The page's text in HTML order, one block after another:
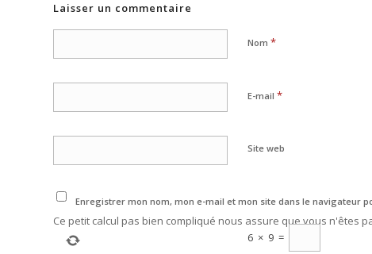
Laisser un commentaire
Nom *
E-mail *
Site web
Enregistrer mon nom, mon e-mail et mon site dans le navigateur
Ce petit calcul pas bien compliqué nous assure que vous n'êtes
6 × 9 =